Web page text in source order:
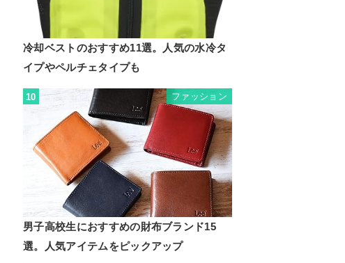
冷却ベストのおすすめ11選。人気の水冷タ
イプやペルチェタイプも
10 ファッション
男子高校生におすすめの財布ブランド15
選。人気アイテムをピックアップ